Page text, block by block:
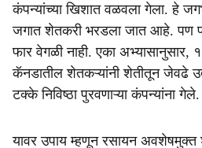
कंपन्यांच्या खिशात वळवला गेला. हे
जगात शेतकरी भरडला जात आहे. पण
फार वेगळी नाही. एका अभ्यासानुसार,
कॅनडातील शेतकऱ्यांनी शेतीतून जेवढे
टक्के निविष्ठा पुरवणाऱ्या कंपन्यांना गेले.
यावर उपाय म्हणून रसायन